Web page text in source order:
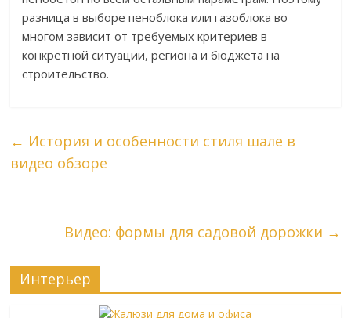
разница в выборе пеноблока или газоблока во
многом зависит от требуемых критериев в
конкретной ситуации, региона и бюджета на
строительство.
← История и особенности стиля шале в
видео обзоре
Видео: формы для садовой дорожки →
Интерьер